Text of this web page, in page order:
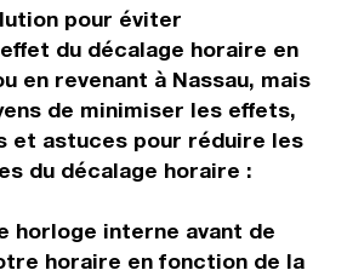
pour éviter
du décalage horaire en
en revenant à Nassau, mais
de minimiser les effets,
et astuces pour réduire les
du décalage horaire :
horloge interne avant de
horaire en fonction de la